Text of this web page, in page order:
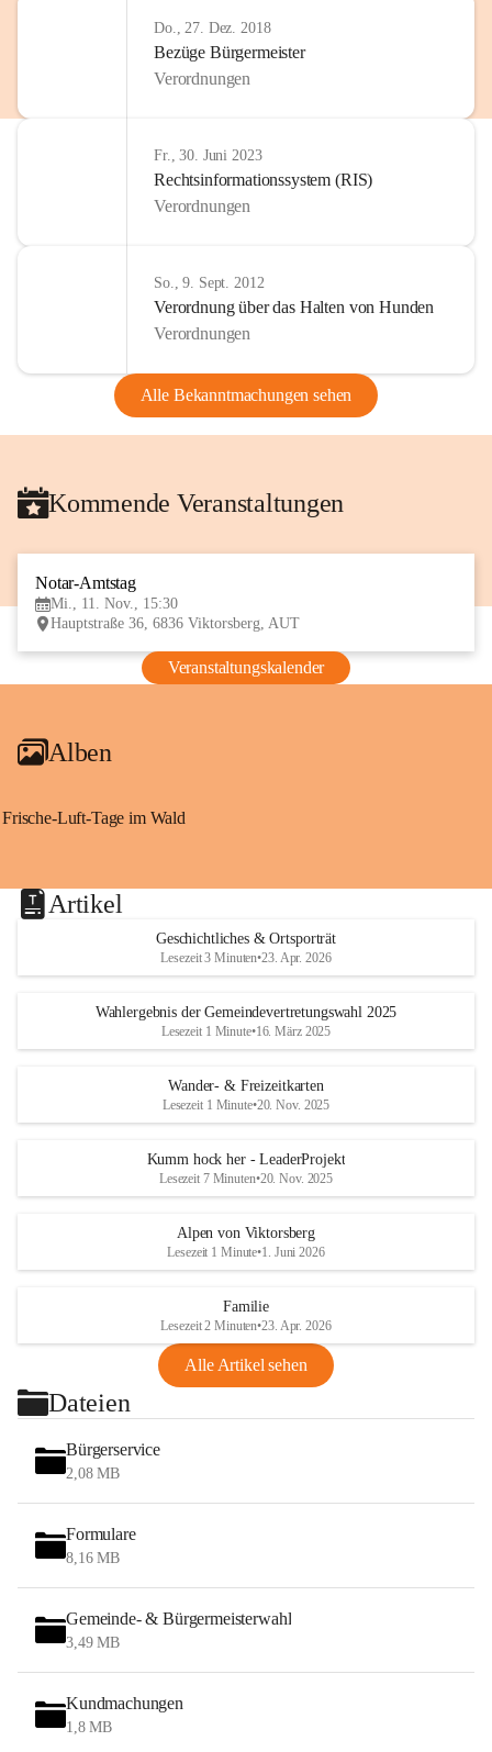
Do., 27. Dez. 2018
Bezüge Bürgermeister
Verordnungen
Fr., 30. Juni 2023
Rechtsinformationssystem (RIS)
Verordnungen
So., 9. Sept. 2012
Verordnung über das Halten von Hunden
Verordnungen
Alle Bekanntmachungen sehen
Kommende Veranstaltungen
Notar-Amtstag
Mi., 11. Nov., 15:30
Hauptstraße 36, 6836 Viktorsberg, AUT
Veranstaltungskalender
Alben
Frische-Luft-Tage im Wald
Artikel
Geschichtliches & Ortsporträt
Lesezeit 3 Minuten•23. Apr. 2026
Wahlergebnis der Gemeindevertretungswahl 2025
Lesezeit 1 Minute•16. März 2025
Wander- & Freizeitkarten
Lesezeit 1 Minute•20. Nov. 2025
Kumm hock her - LeaderProjekt
Lesezeit 7 Minuten•20. Nov. 2025
Alpen von Viktorsberg
Lesezeit 1 Minute•1. Juni 2026
Familie
Lesezeit 2 Minuten•23. Apr. 2026
Alle Artikel sehen
Dateien
Bürgerservice
2,08 MB
Formulare
8,16 MB
Gemeinde- & Bürgermeisterwahl
3,49 MB
Kundmachungen
1,8 MB